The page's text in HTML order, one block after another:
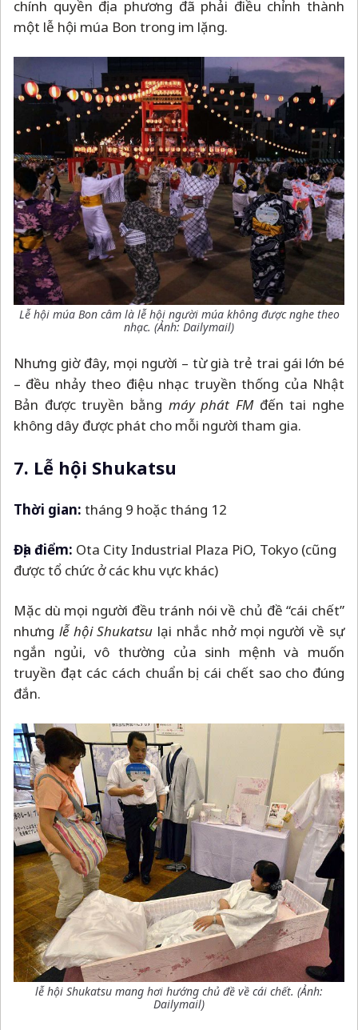
chính quyền địa phương đã phải điều chỉnh thành
một lễ hội múa Bon trong im lặng.
Lễ hội múa Bon câm là lễ hội người múa không được nghe theo
nhạc. (Ảnh: Dailymail)
Nhưng giờ đây, mọi người – từ già trẻ trai gái lớn bé
– đều nhảy theo điệu nhạc truyền thống của Nhật
Bản được truyền bằng máy phát FMđến tai nghe
không dây được phát cho mỗi người tham gia.
7. Lễ hội Shukatsu
Thời gian: tháng 9 hoặc tháng 12
Địa điểm: Ota City Industrial Plaza PiO, Tokyo (cũng
được tổ chức ở các khu vực khác)
Mặc dù mọi người đều tránh nói về chủ đề “cái chết”
nhưng lễ hội Shukatsu lại nhắc nhở mọi người về sự
ngắn ngủi, vô thường của sinh mệnh và muốn
truyền đạt các cách chuẩn bị cái chết sao cho đúng
đắn.
lễ hội Shukatsu mang hơi hướng chủ đề về cái chết. (Ảnh:
Dailymail)